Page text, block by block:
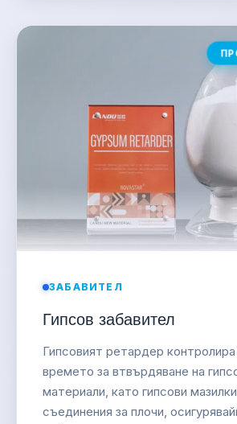
ЗАБАВИТЕЛ
Гипсов забавител
Гипсовият ретардер контролира
времето за втвърдяване на
материали, като гипсови
съединения за плочи,